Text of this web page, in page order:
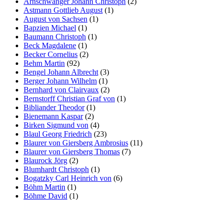
Astmann Gottlieb August (1)
August von Sachsen (1)
Bapzien Michael (1)
Baumann Christoph (1)
Beck Magdalene (1)
Becker Cornelius (2)
Behm Martin (92)
Bengel Johann Albrecht (3)
Berger Johann Wilhelm (1)
Bernhard von Clairvaux (2)
Bernstorff Christian Graf von (1)
Bibliander Theodor(1)
Bienemann Kaspar(2)
Birken Sigmund von (4)
Blaul Georg Friedrich (23)
Blaurer von Giersberg Ambrosius (11)
Blaurer von Giersberg Thomas (7)
Blaurock Jörg (2)
Blumhardt Christoph (1)
Bogatzky Carl Heinrich von (6)
Böhm Martin (1)
Böhme David (1)